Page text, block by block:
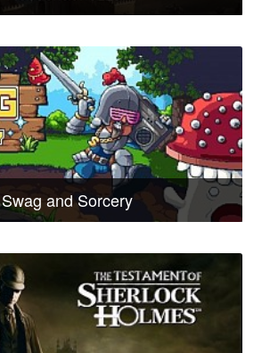
Swag and Sorcery